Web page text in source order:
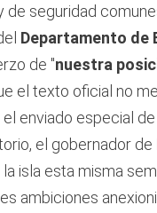
de seguridad
Departamento de
de "nuestra
el texto oficial no
el enviado especial
el gobernador de
la isla esta misma
ambiciones